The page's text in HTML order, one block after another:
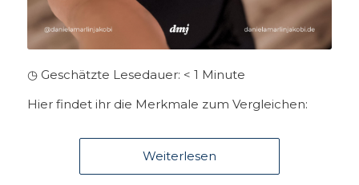
◷ Geschätzte Lesedauer: < 1 Minute
Hier findet ihr die Merkmale zum Vergleichen:
Weiterlesen